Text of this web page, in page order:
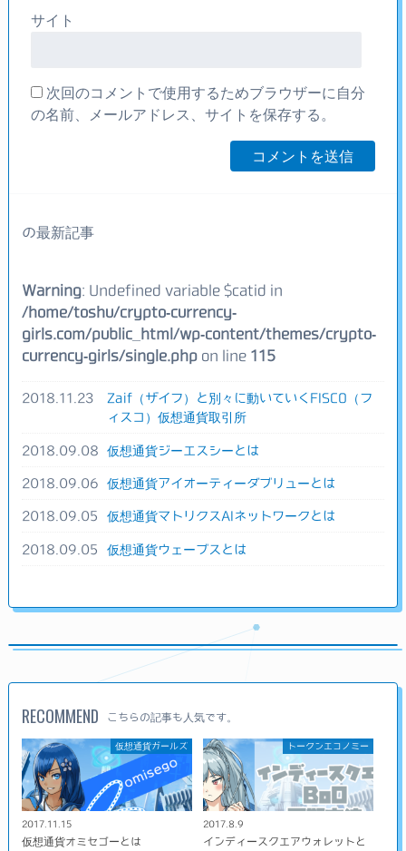
サイト
次回のコメントで使用するためブラウザーに自分
の名前、メールアドレス、サイトを保存する。
の最新記事
Warning: Undefined variable $catid in
/home/toshu/crypto-currency-
girls.com/public_html/wp-content/themes/crypto-
currency-girls/single.php on line 115
2018.11.23
Zaif（ザイフ）と別々に動いていくFISCO（フ
ィスコ）仮想通貨取引所
2018.09.08 仮想通貨ジーエスシーとは
2018.09.06 仮想通貨アイオーティーダブリューとは
2018.09.05 仮想通貨マトリクスAIネットワークとは
2018.09.05 仮想通貨ウェーブスとは
RECOMMEND こちらの記事も人気です。
仮想通貨ガールズ
2017.11.15
仮想通貨オミセゴーとは
トークンエコノミー
2017.8.9
インディースクエアウォレットと